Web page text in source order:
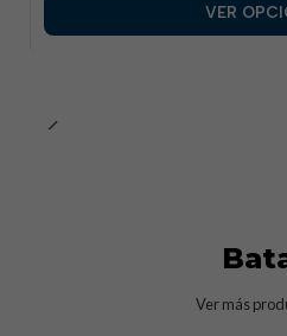
VER
Ver más